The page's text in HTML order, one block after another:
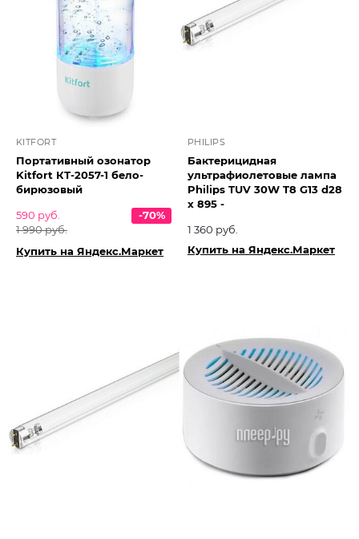
KITFORT
Портативный озонатор
Kitfort КТ-2057-1 бело-
бирюзовый
590 руб.
1 990 руб.
-70%
Купить на Яндекс.Маркет
PHILIPS
Бактерицидная
ультрафиолетовые лампа
Philips TUV 30W T8 G13 d28
x 895 -
1 360 руб.
Купить на Яндекс.Маркет